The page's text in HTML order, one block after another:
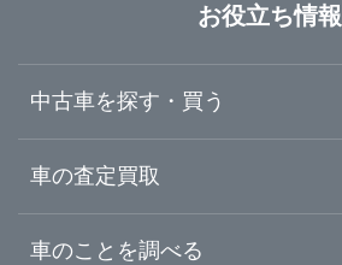
ガリバーときはま中百舌鳥店
ガリバー岸和田和泉店
ガリバー176号豊中店
岸和田市
豊中市
奈良県
和歌山県
お役立ち情報
中古車を探す・買う
中古車情報・中古車検索
車の査定買取
車査定・車買取ならガリバー
車のことを調べる